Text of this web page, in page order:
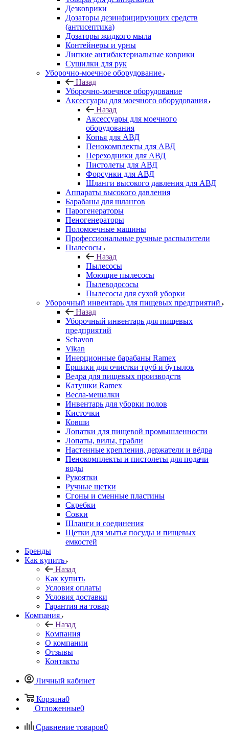
Дезковрики
Дозаторы дезинфицирующих средств
(антисептика)
Дозаторы жидкого мыла
Контейнеры и урны
Липкие антибактериальные коврики
Сушилки для рук
Уборочно-моечное оборудование
Назад
Уборочно-моечное оборудование
Аксессуары для моечного оборудования
Назад
Аксессуары для моечного
оборудования
Копья для АВД
Пенокомплекты для АВД
Переходники для АВД
Пистолеты для АВД
Форсунки для АВД
Шланги высокого давления для АВД
Аппараты высокого давления
Барабаны для шлангов
Парогенераторы
Пеногенераторы
Поломоечные машины
Профессиональные ручные распылители
Пылесосы
Назад
Пылесосы
Моющие пылесосы
Пылеводососы
Пылесосы для сухой уборки
Уборочный инвентарь для пищевых предприятий
Назад
Уборочный инвентарь для пищевых
предприятий
Schavon
Vikan
Инерционные барабаны Ramex
Ершики для очистки труб и бутылок
Ведра для пищевых производств
Катушки Ramex
Весла-мешалки
Инвентарь для уборки полов
Кисточки
Ковши
Лопатки для пищевой промышленности
Лопаты, вилы, грабли
Настенные крепления, держатели и вёдра
Пенокомплекты и пистолеты для подачи
воды
Рукоятки
Ручные щетки
Сгоны и сменные пластины
Скребки
Совки
Шланги и соединения
Щетки для мытья посуды и пищевых
емкостей
Бренды
Как купить
Назад
Как купить
Условия оплаты
Условия доставки
Гарантия на товар
Компания
Назад
Компания
О компании
Отзывы
Контакты
Личный кабинет
Корзина0
Отложенные0
Сравнение товаров0